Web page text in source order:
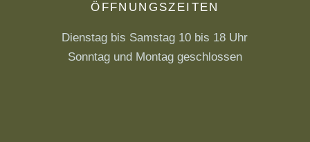
ÖFFNUNGSZEITEN
Dienstag bis Samstag 10 bis 18 Uhr
Sonntag und Montag geschlossen